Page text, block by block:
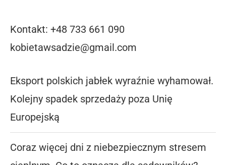
Kontakt: +48 733 661 090
kobietawsadzie@gmail.com
Eksport polskich jabłek wyraźnie wyhamował.
Kolejny spadek sprzedaży poza Unię
Europejską
Coraz więcej dni z niebezpiecznym stresem